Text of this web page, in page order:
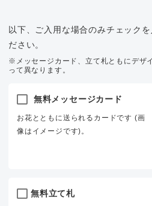
以下、ご入用な場合のみチェック
ださい。
※メッセージカード、立て札ともにデザ
って異なります。
無料メッセージカード
お花とともに送られるカードです (画
像はイメージです)。
無料立て札